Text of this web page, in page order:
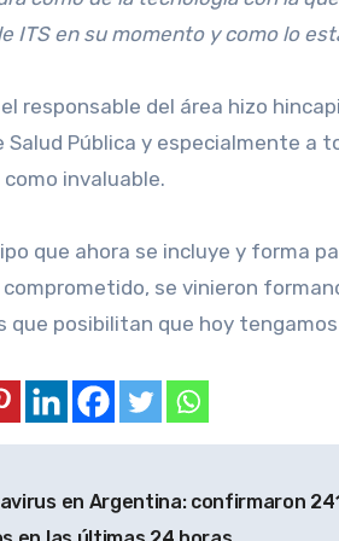
ITS en su momento y como lo
responsable del área hizo
Salud Pública y especialmente a
invaluable.
que ahora se incluye y forma
se vinieron
que posibilitan que hoy
en Argentina: confirmaron